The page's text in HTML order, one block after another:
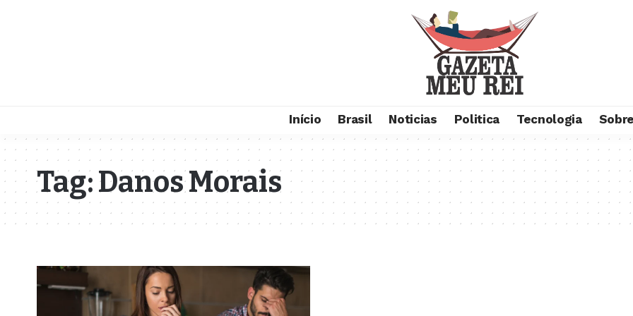
Início Brasil Noticias Politica Tecnologia
Tag:Danos Morais